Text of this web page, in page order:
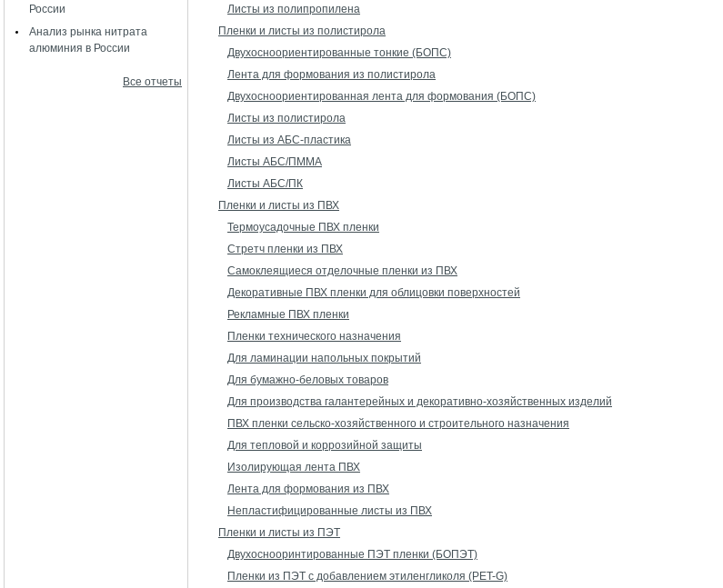
России
Анализ рынка нитрата
алюминия в России
Все отчеты
Листы из полипропилена
Пленки и листы из полистирола
Двухосноориентированные тонкие (БОПС)
Лента для формования из полистирола
Двухосноориентированная лента для формования (БОПС)
Листы из полистирола
Листы из АБС-пластика
Листы АБС/ПММА
Листы АБС/ПК
Пленки и листы из ПВХ
Термоусадочные ПВХ пленки
Стретч пленки из ПВХ
Самоклеящиеся отделочные пленки из ПВХ
Декоративные ПВХ пленки для облицовки поверхностей
Рекламные ПВХ пленки
Пленки технического назначения
Для ламинации напольных покрытий
Для бумажно-беловых товаров
Для производства галантерейных и декоративно-хозяйственных изделий
ПВХ пленки сельско-хозяйственного и строительного назначения
Для тепловой и коррозийной защиты
Изолирующая лента ПВХ
Лента для формования из ПВХ
Непластифицированные листы из ПВХ
Пленки и листы из ПЭТ
Двухоснооринтированные ПЭТ пленки (БОПЭТ)
Пленки из ПЭТ с добавлением этиленгликоля (PET-G)